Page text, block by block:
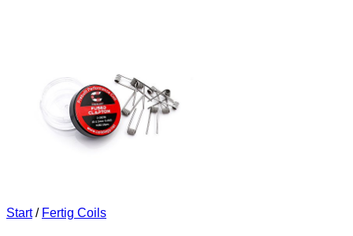
Start / Fertig Coils